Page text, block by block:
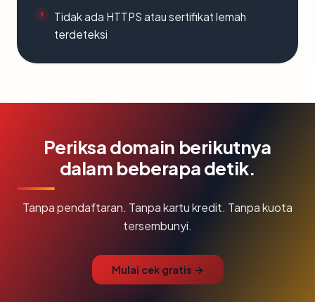
Tidak ada HTTPS atau sertifikat lemah
terdeteksi
Periksa domain berikutnya
dalam beberapa detik.
Tanpa pendaftaran. Tanpa kartu kredit. Tanpa kuota
tersembunyi.
Mulai cek gratis →